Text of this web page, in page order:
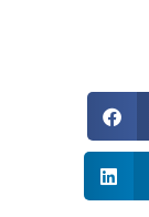
h
r
h